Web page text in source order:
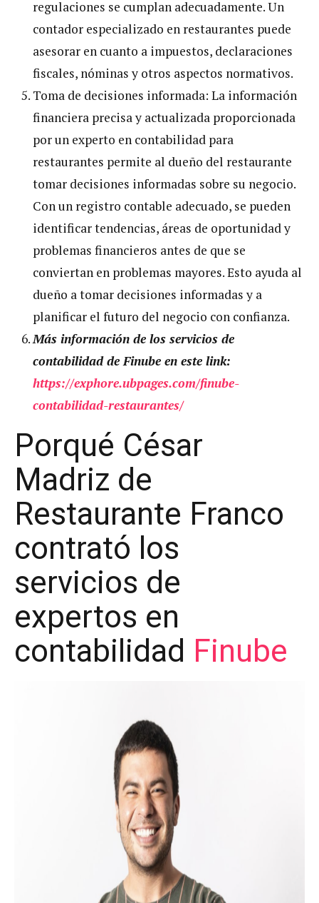
regulaciones se cumplan adecuadamente. Un
contador especializado en restaurantes puede
asesorar en cuanto a impuestos, declaraciones
fiscales, nóminas y otros aspectos normativos.
Toma de decisiones informada: La información
financiera precisa y actualizada proporcionada
por un experto en contabilidad para
restaurantes permite al dueño del restaurante
tomar decisiones informadas sobre su negocio.
Con un registro contable adecuado, se pueden
identificar tendencias, áreas de oportunidad y
problemas financieros antes de que se
conviertan en problemas mayores. Esto ayuda al
dueño a tomar decisiones informadas y a
planificar el futuro del negocio con confianza.
Más información de los servicios de
contabilidad de Finube en este link:
https://exphore.ubpages.com/finube-
contabilidad-restaurantes/
Porqué César
Madriz de
Restaurante Franco
contrató los
servicios de
expertos en
contabilidad Finube